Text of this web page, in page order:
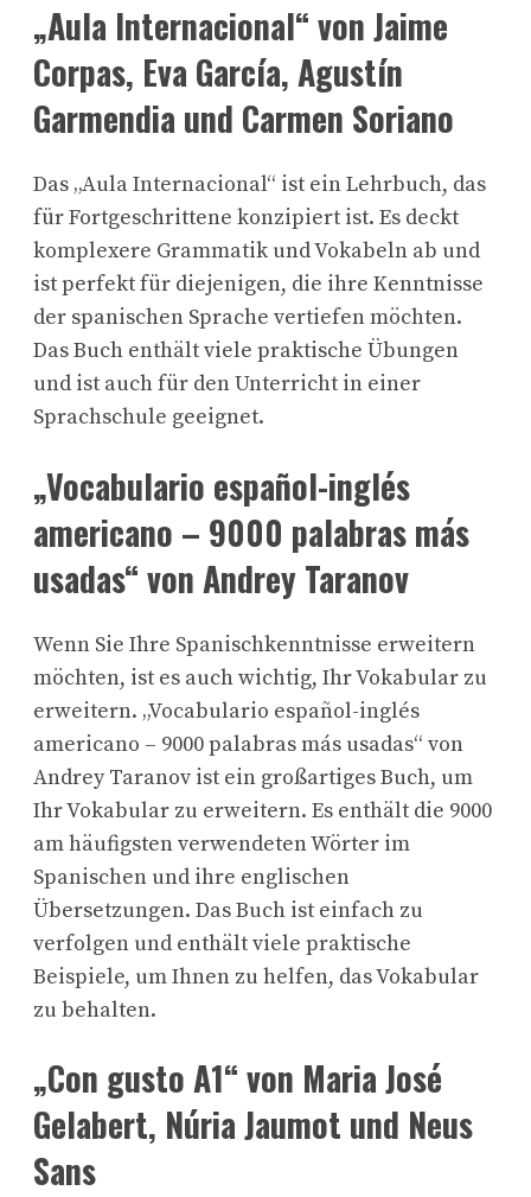
„Aula Internacional“ von Jaime
Corpas, Eva García, Agustín
Garmendia und Carmen Soriano
Das „Aula Internacional“ ist ein Lehrbuch, das
für Fortgeschrittene konzipiert ist. Es deckt
komplexere Grammatik und Vokabeln ab und
ist perfekt für diejenigen, die ihre Kenntnisse
der spanischen Sprache vertiefen möchten.
Das Buch enthält viele praktische Übungen
und ist auch für den Unterricht in einer
Sprachschule geeignet.
„Vocabulario español-inglés
americano – 9000 palabras más
usadas“ von Andrey Taranov
Wenn Sie Ihre Spanischkenntnisse erweitern
möchten, ist es auch wichtig, Ihr Vokabular zu
erweitern. „Vocabulario español-inglés
americano – 9000 palabras más usadas“ von
Andrey Taranov ist ein großartiges Buch, um
Ihr Vokabular zu erweitern. Es enthält die 9000
am häufigsten verwendeten Wörter im
Spanischen und ihre englischen
Übersetzungen. Das Buch ist einfach zu
verfolgen und enthält viele praktische
Beispiele, um Ihnen zu helfen, das Vokabular
zu behalten.
„Con gusto A1“ von Maria José
Gelabert, Núria Jaumot und Neus
Sans